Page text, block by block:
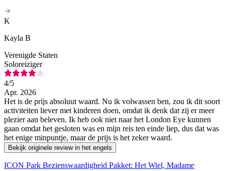
K
Kayla B
Verenigde Staten
Soloreiziger
4/5
Apr. 2026
Het is de prijs absoluut waard. Nu ik volwassen ben, zou ik dit soort
activiteiten liever met kinderen doen, omdat ik denk dat zij er meer
plezier aan beleven. Ik heb ook niet naar het London Eye kunnen
gaan omdat het gesloten was en mijn reis ten einde liep, dus dat was
het enige minpuntje, maar de prijs is het zeker waard.
Bekijk originele review in het engels
ICON Park Bezienswaardigheid Pakket: Het Wiel, Madame